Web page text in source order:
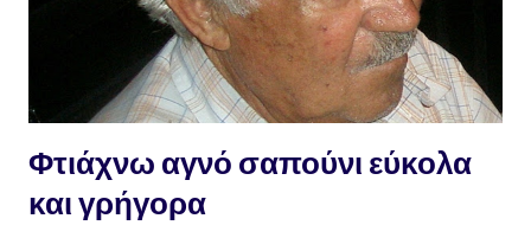
Φτιάχνω αγνό σαπούνι εύκολα
και γρήγορα